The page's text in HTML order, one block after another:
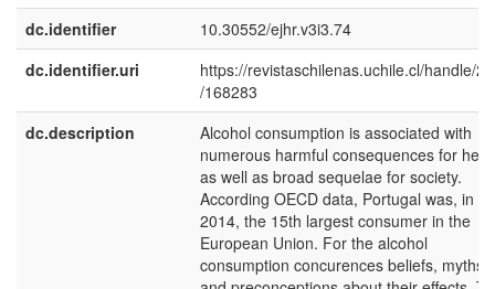
dc.identifier
10.30552/ejhr.v3i3.74
dc.identifier.uri
https://revistaschilenas.uchile.cl/handle/
/168283
dc.description
Alcohol consumption is associated with
numerous harmful consequences for
as well as broad sequelae for society.
According OECD data, Portugal was, in
2014, the 15th largest consumer in the
European Union. For the alcohol
consumption concurences beliefs, myths